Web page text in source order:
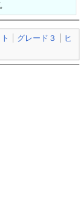
グレード３
ヒ